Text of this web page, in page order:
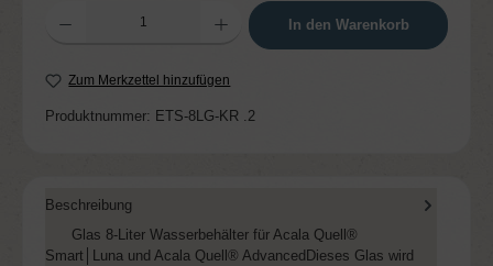
Produkt Anzahl: Gib den gewünschten Wert ein oder benutze die Schaltflächen um
In den Warenkorb
Zum Merkzettel hinzufügen
Produktnummer: ETS-8LG-KR .2
Beschreibung
Glas 8-Liter Wasserbehälter für Acala Quell®
Smart│Luna und Acala Quell® AdvancedDieses Glas wird